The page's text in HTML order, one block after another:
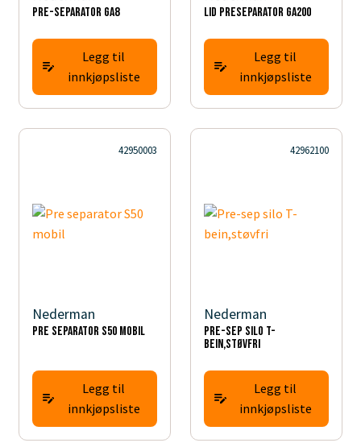
Pre-separator GA8
Legg til
innkjøpsliste
Lid preseparator GA200
Legg til
innkjøpsliste
42950003
Nederman
Pre separator S50 mobil
Legg til
innkjøpsliste
42962100
Nederman
Pre-sep silo T-
bein,støvfri
Legg til
innkjøpsliste